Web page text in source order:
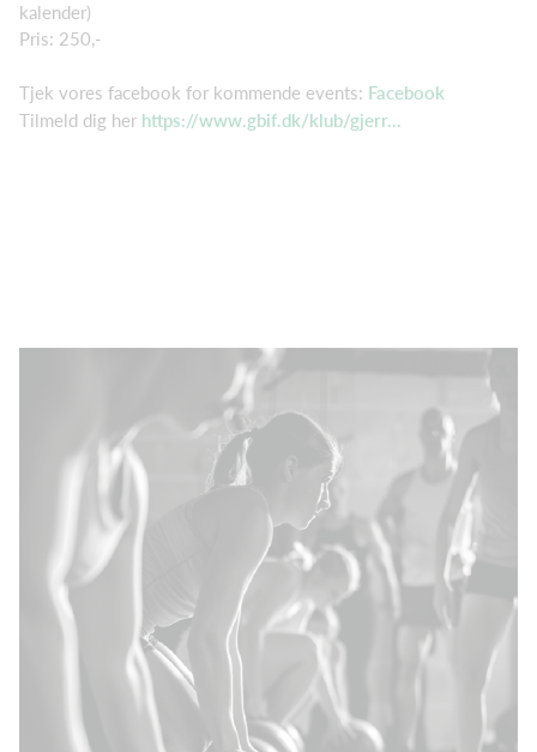
kalender)
Pris: 250,-
Tjek vores facebook for kommende events: Facebook
Tilmeld dig her https://www.gbif.dk/klub/gjerr...